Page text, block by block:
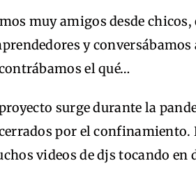
muy amigos desde
y
el qué…
surge durante la
por el confinamiento.
videos de djs tocando en